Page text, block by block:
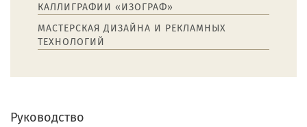
КАЛЛИГРАФИИ «ИЗОГРАФ»
МАСТЕРСКАЯ ДИЗАЙНА И РЕКЛАМНЫХ
ТЕХНОЛОГИЙ
Руководство